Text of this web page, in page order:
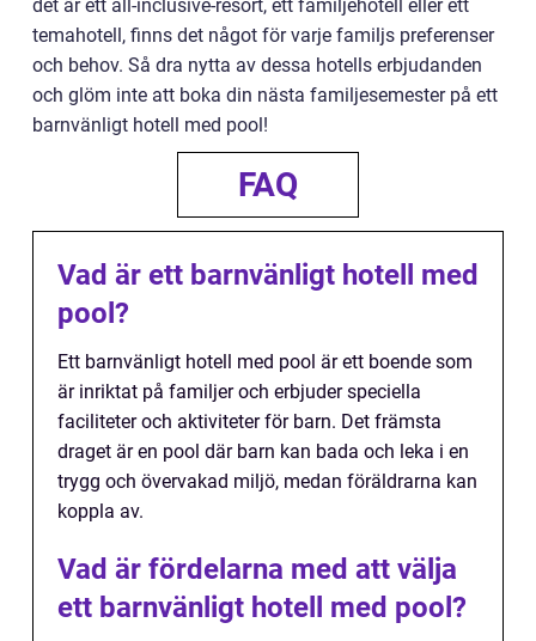
det är ett all-inclusive-resort, ett familjehotell eller ett
temahotell, finns det något för varje familjs preferenser
och behov. Så dra nytta av dessa hotells erbjudanden
och glöm inte att boka din nästa familjesemester på ett
barnvänligt hotell med pool!
FAQ
Vad är ett barnvänligt hotell med
pool?
Ett barnvänligt hotell med pool är ett boende som
är inriktat på familjer och erbjuder speciella
faciliteter och aktiviteter för barn. Det främsta
draget är en pool där barn kan bada och leka i en
trygg och övervakad miljö, medan föräldrarna kan
koppla av.
Vad är fördelarna med att välja
ett barnvänligt hotell med pool?